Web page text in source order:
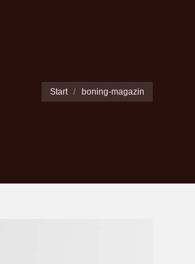
Sie befinden sich hier:
Start boning-magazin